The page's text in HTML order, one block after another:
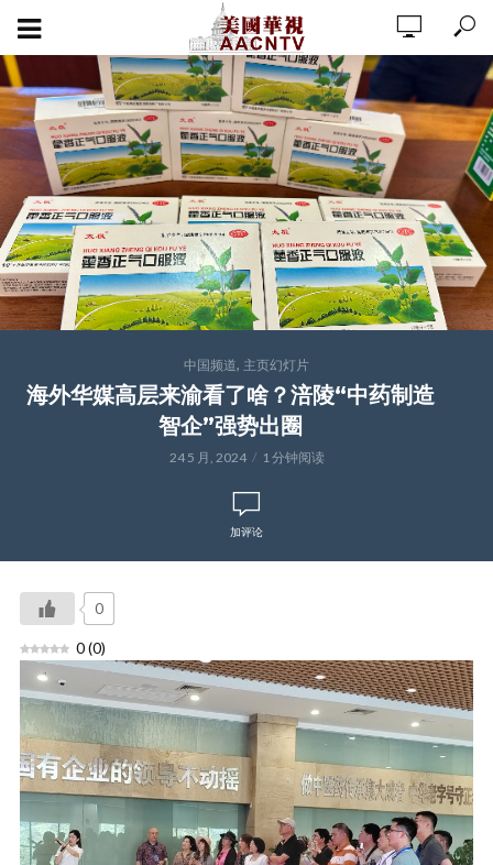
中国频道, 主页幻灯片
海外华媒高层来渝看了啥？涪陵“中药制造
智企”强势出圈
24 5 月, 2024 1 分钟阅读
加评论
0
0(0)